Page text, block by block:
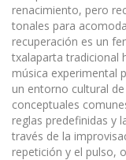
renacimiento, pero
tonales para
recuperación es un
txalaparta tradicional
música experimental
un entorno cultural
conceptuales
reglas predefinidas y
través de la
repetición y el pulso,